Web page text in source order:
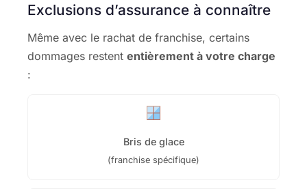
Exclusions d’assurance à connaître
Même avec le rachat de franchise, certains
dommages restent entièrement à votre charge
:
Bris de glace
(franchise spécifique)